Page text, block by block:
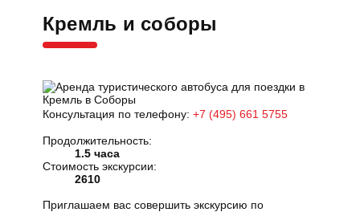
Кремль и соборы
Консультация по телефону: +7 (495) 661 5755
Продолжительность:
1.5 часа
Стоимость экскурсии:
2610
Приглашаем вас совершить экскурсию по